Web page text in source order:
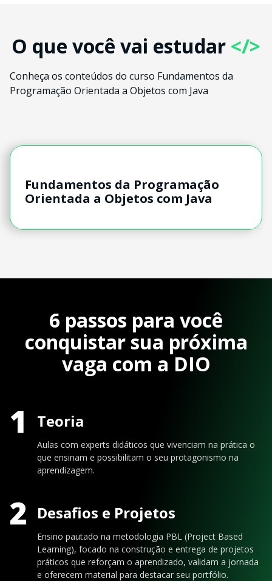
O que você vai estudar </>
Conheça os conteúdos do curso Fundamentos da
Programação Orientada a Objetos com Java
Fundamentos da Programação
Orientada a Objetos com Java
6 passos para você
conquistar sua próxima
vaga com a DIO
1 Teoria
Aulas com experts didáticos que vivenciam na prática o
que ensinam e possibilitam o seu protagonismo na
aprendizagem.
2 Desafios e Projetos
Ensino pautado na metodologia PBL (Project Based
Learning), focado na construção e entrega de projetos
práticos que reforçam o aprendizado, validam a jornada
e oferecem material para destacar seu portfólio.